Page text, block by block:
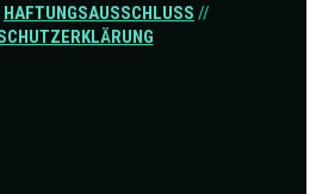
HAFTUNGSAUSSCHLUSS //